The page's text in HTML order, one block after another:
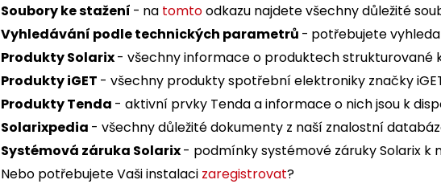
Soubory ke stažení - na tomtoodkazu najdete všechny důležité
Vyhledávání podle technických parametrů - potřebujete
Produkty Solarix- všechny informace o produktech strukturované
Produkty iGET - všechny produkty spotřební elektroniky značky
Produkty Tenda - aktivní prvky Tenda a informace o nich jsou k
Solarixpedia - všechny důležité dokumenty z naší znalostní
Systémová záruka Solarix- podmínky systémové záruky Solarix k
Nebo potřebujete Vaši instalaci zaregistrovat?